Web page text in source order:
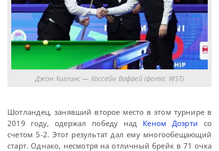
Джон Хиггинс — Хоссейн Вафаей (фото: WST)
Шотландец, занявший второе место в этом турнире в
2019 году, одержал победу над Кеном Доэрти со
счетом 5-2. Этот результат дал ему многообещающий
старт. Однако, несмотря на отличный брейк в 71 очка